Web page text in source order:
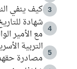
3 كيف ينفي
4
شهادة
مع الأمير
5
التربية
مصادرة